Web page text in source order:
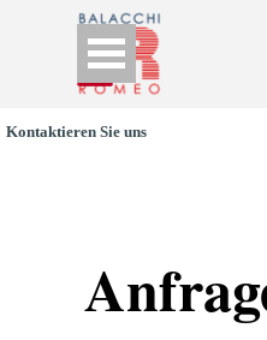
Go to content
Skip menu
Kontaktieren Sie uns